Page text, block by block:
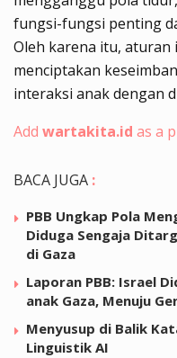
fungsi-fungsi penting
Oleh karena itu,
menciptakan
interaksi anak dengan
Add wartakita.id as a
BACA JUGA :
PBB Ungkap Pola
Diduga Sengaja
di Gaza
Laporan PBB: Israel
anak Gaza, Menuju
Menyusup di Balik
Linguistik AI